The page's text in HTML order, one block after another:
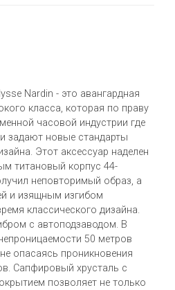
Nardin - это авангардная
класса, которая по праву
часовой индустрии где
задают новые стандарты
Этот аксессуар наделен
титановый корпус 44-
неповторимый образ, а
и изящным изгибом
классического дизайна.
с автоподзаводом. В
50 метров
опасаясь проникновения
Сапфировый хрусталь с
позволяет не только